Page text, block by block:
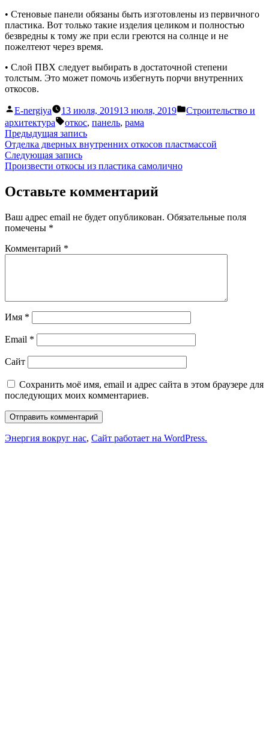
• Стеновые панели обязаны быть изготовлены из первичного
пластика. Вот только такие изделия целиком и полностью
безвредны к тому же при если греются на солнце и не
пожелтеют через время.
• Слой ПВХ следует выбирать в достаточной степени
толстым. Это может помочь избегнуть порчи внутренних
откосов.
Написано
автором
E-nergiya 13 июля, 201913 июля, 2019
Написано
Строительство и
архитектура
Метки:
откос, панель, рама
Навигация
по
записям
Предыдущая записьПредыдущая
запись:
Отделка дверных внутренних откосов пластмассой
Следующая записьСледующая
запись:
Произвести откосы из пластика самолично
Оставьте комментарий
Ваш адрес email не будет опубликован. Обязательные поля
помечены *
Комментарий *
Имя *
Email *
Сайт
Сохранить моё имя, email и адрес сайта в этом браузере для
последующих моих комментариев.
Энергия вокруг нас, Сайт работает на WordPress.